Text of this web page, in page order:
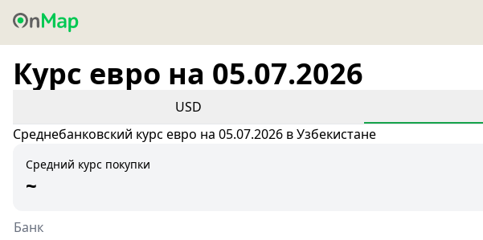
Курс евро на 05.07.2026
USD
Среднебанковский курс евро на 05.07.2026 в Узбекистане
Средний курс покупки
~
Банк